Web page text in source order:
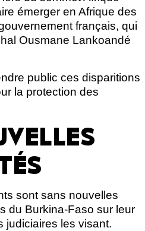
émerger en Afrique des
français, qui
Ousmane Lankoandé
public ces disparitions
la protection des
sont sans nouvelles
du Burkina-Faso sur leur
judiciaires les visant.